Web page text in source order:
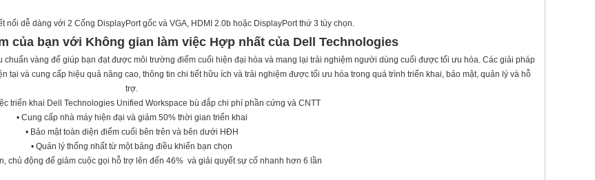
nối dễ dàng với 2 Cổng DisplayPort gốc và VGA, HDMI 2.0b hoặc DisplayPort thứ 3 tùy chọn.
của bạn với Không gian làm việc Hợp nhất của Dell Technologies
chuẩn vàng để giúp bạn đạt được môi trường điểm cuối hiện đại hóa và mang lại trải nghiệm người dùng cuối được tối ưu hóa. Các giải pháp
tại và cung cấp hiệu quả nâng cao, thông tin chi tiết hữu ích và trải nghiệm được tối ưu hóa trong quá trình triển khai, bảo mật, quản lý và hỗ
trợ.
triển khai Dell Technologies Unified Workspace bù đắp chi phí phần cứng và CNTT
• Cung cấp nhà máy hiện đại và giảm 50% thời gian triển khai
• Bảo mật toàn diện điểm cuối bên trên và bên dưới HĐH
• Quản lý thống nhất từ ​​một bảng điều khiển bạn chọn
chủ động để giảm cuộc gọi hỗ trợ lên đến 46% và giải quyết sự cố nhanh hơn 6 lần